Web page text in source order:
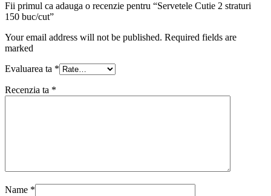
Fii primul ca adauga o recenzie pentru “Servetele Cutie 2 straturi
150 buc/cut”
Your email address will not be published. Required fields are
marked
Evaluarea ta *
Recenzia ta *
Name *